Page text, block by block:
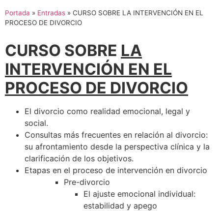
Portada » Entradas » CURSO SOBRE LA INTERVENCIÓN EN EL
PROCESO DE DIVORCIO
CURSO SOBRE LA
INTERVENCIÓN EN EL
PROCESO DE DIVORCIO
El divorcio como realidad emocional, legal y
social.
Consultas más frecuentes en relación al divorcio:
su afrontamiento desde la perspectiva clínica y la
clarificación de los objetivos.
Etapas en el proceso de intervención en divorcio
Pre-divorcio
El ajuste emocional individual:
estabilidad y apego